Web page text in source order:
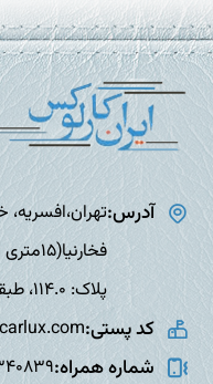
آدرس:
پلاک: 114.0، طبقه: همکف
کد پستی:
شماره همراه: